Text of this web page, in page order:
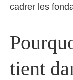
cadrer les
tient